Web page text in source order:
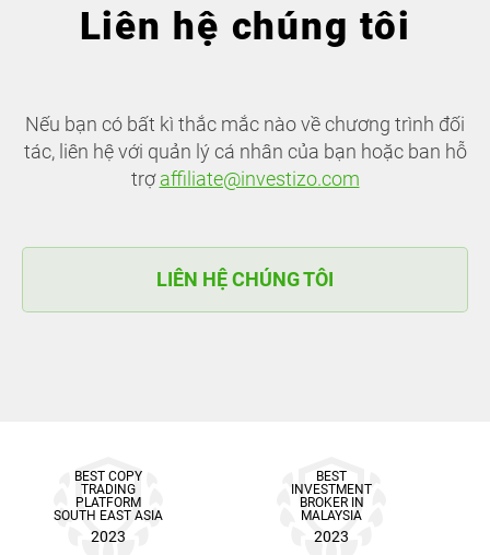
Liên hệ chúng tôi
Nếu bạn có bất kì thắc mắc nào về chương trình đối
tác, liên hệ với quản lý cá nhân của bạn hoặc ban hỗ
trợaffiliate@investizo.com
LIÊN HỆ CHÚNG TÔI
BEST COPY
TRADING
PLATFORM
SOUTH EAST ASIA
2023
BEST
INVESTMENT
BROKER IN
MALAYSIA
2023